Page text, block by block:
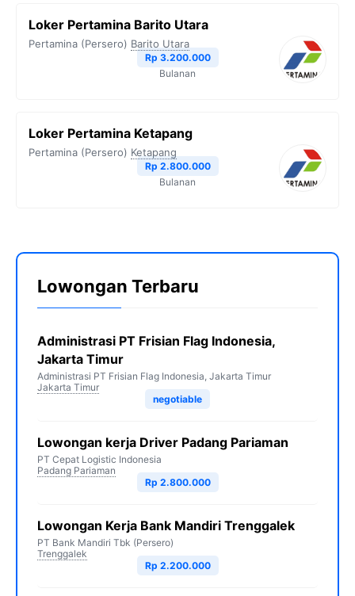
Loker Pertamina Barito Utara
Pertamina (Persero) Barito Utara
Rp 3.200.000
Bulanan
Loker Pertamina Ketapang
Pertamina (Persero) Ketapang
Rp 2.800.000
Bulanan
Lowongan Terbaru
Administrasi PT Frisian Flag Indonesia,
Jakarta Timur
Administrasi PT Frisian Flag Indonesia, Jakarta Timur
Jakarta Timur
negotiable
Lowongan kerja Driver Padang Pariaman
PT Cepat Logistic Indonesia
Padang Pariaman
Rp 2.800.000
Lowongan Kerja Bank Mandiri Trenggalek
PT Bank Mandiri Tbk (Persero)
Trenggalek
Rp 2.200.000